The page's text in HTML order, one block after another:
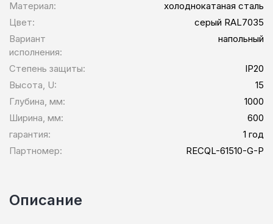
Материал:
холоднокатаная сталь
Цвет:
серый RAL7035
Вариант
исполнения:
напольный
Степень защиты:
IP20
Высота, U:
15
Глубина, мм:
1000
Ширина, мм:
600
гарантия:
1 год
Партномер:
RECQL-61510-G-P
Описание